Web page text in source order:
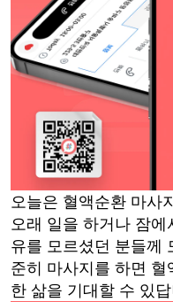
오늘은 혈액순환 마사
오래 일을 하거나 잠
유를 모르셨던 분들께
준히 마사지를 하면
한 삶을 기대할 수 있